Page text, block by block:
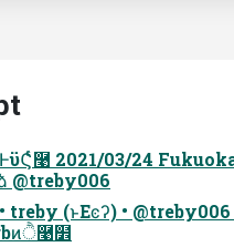
2021/03/24
@treby006
treby (ͱΕͼʔ) • @treby006
໾